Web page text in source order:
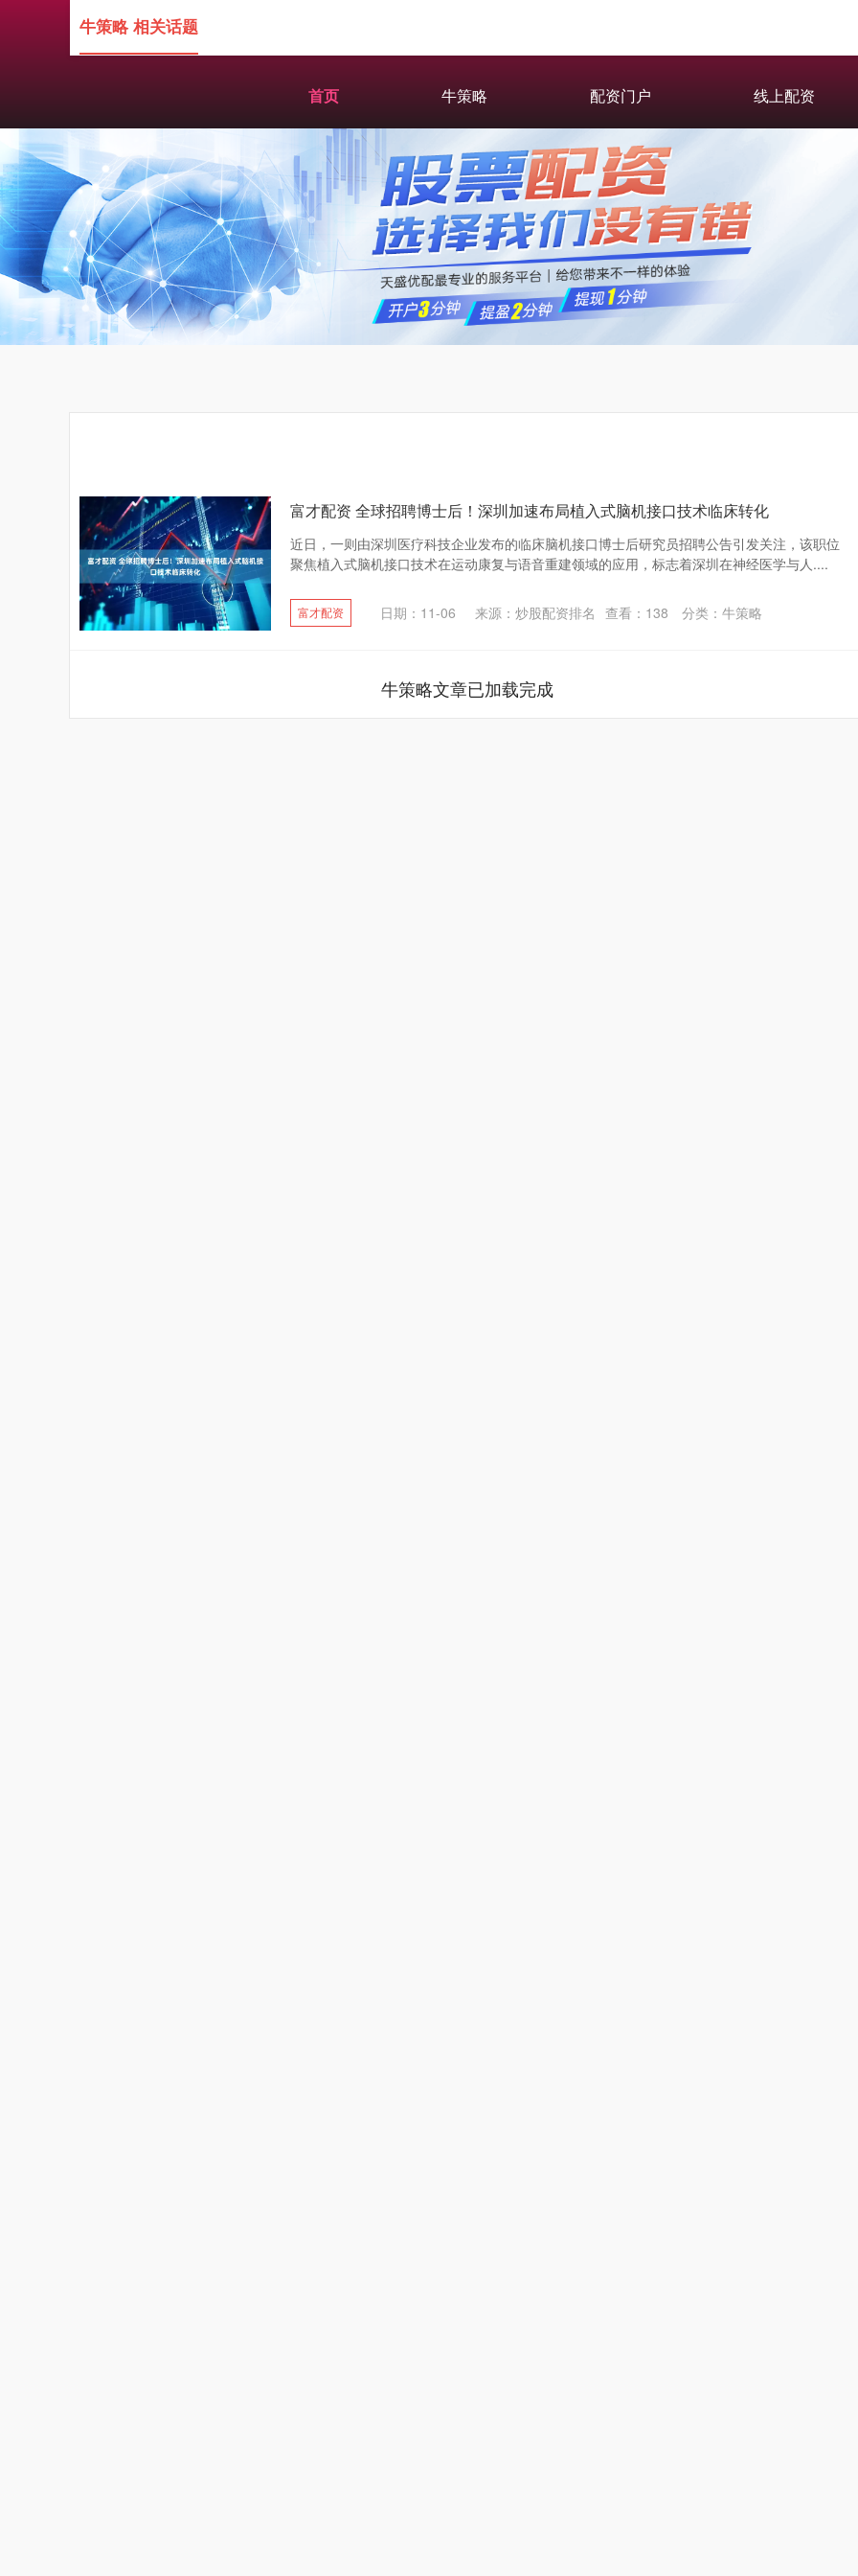
首页 牛策略 配资门户 线上配资
牛策略 相关话题
富才配资 全球招聘博士后！深圳加速布局植入式脑机接口技术临床转化
近日，一则由深圳医疗科技企业发布的临床脑机接口博士后研究员招聘公告引发关注，该职位
聚焦植入式脑机接口技术在运动康复与语音重建领域的应用，标志着深圳在神经医学与人....
富才配资 日期：11-06 来源：炒股配资排名 查看： 138 分类： 牛策略
牛策略文章已加载完成